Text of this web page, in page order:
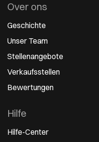
Over ons
Geschichte
Unser Team
Stellenangebote
Verkaufsstellen
Bewertungen
Hilfe
Hilfe-Center